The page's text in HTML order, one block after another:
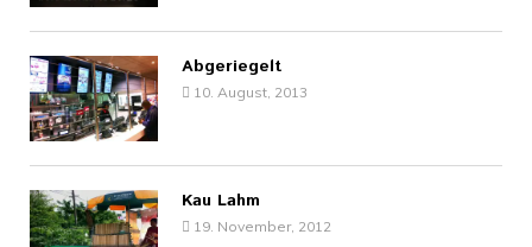
Abgeriegelt
10. August, 2013
Kau Lahm
19. November, 2012